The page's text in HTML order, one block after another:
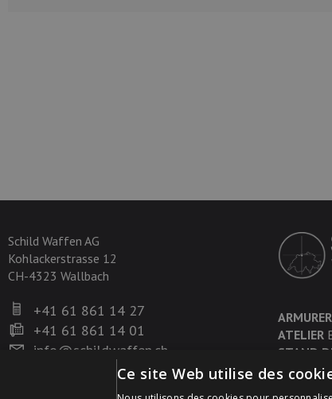
Schild Waffen AG
Kohlackerstrasse 12
CH-4323 Wallbach
+41 61 861 14 27
+41 61 861 14 01
info@schildwaffen.ch
ATELIER
STAND
Ce site Web utilise des